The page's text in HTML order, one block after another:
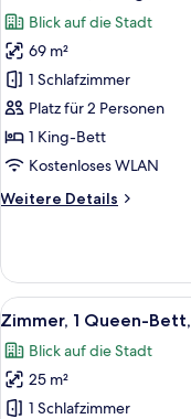
für
Penthouse,
1 King-
Bett,
Terrasse
(VIP)
Blick auf die Stadt
69 m²
1 Schlafzimmer
Platz für 2 Personen
1 King-Bett
Kostenloses WLAN
Weitere Details
Weitere
1 King-
Bett,
Terrasse
Alle
Fotos
für
Zimmer,
3
Zimmer, 1 Queen-
Blick auf die Stadt
25 m²
1 Schlafzimmer